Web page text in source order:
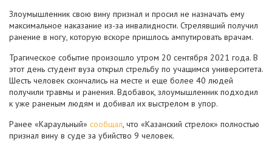
Злоумышленник свою вину признал и просил не назначать ему
максимальное наказание из-за инвалидности. Стрелявший получил
ранение в ногу, которую вскоре пришлось ампутировать врачам.
Трагическое событие произошло утром 20 сентября 2021 года. В
этот день студент вуза открыл стрельбу по учащимся университета.
Шесть человек скончались на месте и еще более 40 людей
получили травмы и ранения. Вдобавок, злоумышленник подходил
к уже раненым людям и добивал их выстрелом в упор.
Ранее «Караульный» сообщал, что «Казанский стрелок» полностью
признал вину в суде за убийство 9 человек.